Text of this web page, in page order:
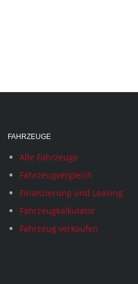
FAHRZEUGE
Alle Fahrzeuge
Fahrzeugvergleich
Finanzierung und Leasing
Fahrzeugkalkulator
Fahrzeug verkaufen